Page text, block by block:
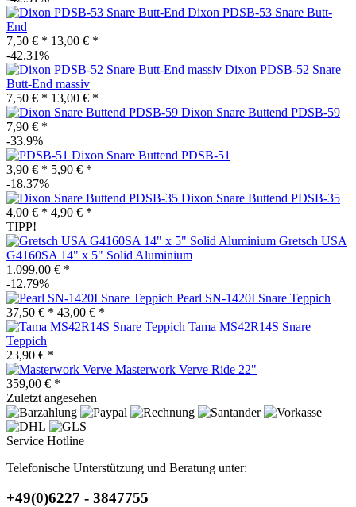
Dixon PDSB-53 Snare Butt-
End
7,50 € * 13,00 € *
-42.31%
Dixon PDSB-52 Snare
Butt-End massiv
7,50 € * 13,00 € *
Dixon Snare Buttend PDSB-59
7,90 € *
-33.9%
Dixon Snare Buttend PDSB-51
3,90 € * 5,90 € *
-18.37%
Dixon Snare Buttend PDSB-35
4,00 € * 4,90 € *
TIPP!
Gretsch USA
G4160SA 14" x 5" Solid Aluminium
1.099,00 € *
-12.79%
Pearl SN-1420I Snare Teppich
37,50 € * 43,00 € *
Tama MS42R14S Snare
Teppich
23,90 € *
Masterwork Verve Ride 22"
359,00 € *
Zuletzt angesehen
Service Hotline
Telefonische Unterstützung und Beratung unter:
+49(0)6227 - 3847755